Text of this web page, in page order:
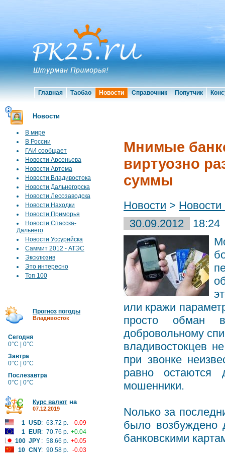
Главная Таобао Новости Справочник Попутчик
Новости
В мире
В России
ГАИ сообщает
Новости Арсеньева
Новости Артема
Новости Владивостока
Новости Дальнегорска
Новости Лесозаводска
Новости Находки
Новости Приморья
Новости Спасска-
Дальнего
Новости Уссурийска
Саммит 2012 - АТЭС
Эксклюзив
Это интересно
Топ 100
Прогноз погоды
Владивосток
Сегодня
0°C | 0°C
Завтра
0°C | 0°C
Послезавтра
0°C | 0°C
Курс валют на
07.12.2019
1 USD: 63.72 р. -0.09
1
EUR: 70.76 р. +0.04
100 JPY : 58.66 р. +0.05
10 CNY: 90.58 р. -0.03
Мнимые
виртуозно
суммы
Новости > Новости
30.09.2012
18:24
или кражи
просто обман
добровольному
владивостокцев
при звонке
равно остаются
мошенники.
Nолько за
было возбуждено
банковскими